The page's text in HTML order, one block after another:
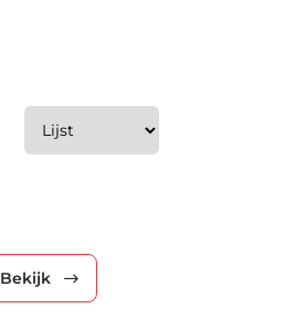
Wijzig weergave
Bekijk